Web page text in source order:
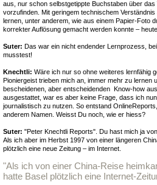
aus, nur schon selbstgetippte Buchstaben über
vorzufinden. Mit geringem technischem
lernen, unter anderem, wie aus einem Papier-Foto
korrekter Auflösung gemacht werden konnte –
Suter: Das war ein nicht endender Lernprozess,
musstest!
Knechtli: Wäre ich nur so ohne weiteres lernfähig
Pioniergeist trieben mich an, immer mehr zu lernen
bescheidenen, aber entscheidenden Know-how
ausgestattet, war es aber keine Frage, dass ich
journalistisch zu nutzen. So entstand
anderem Namen. Weisst Du noch, wie er hiess?
Suter: "Peter Knechtli Reports". Du hast mich ja
Als ich aber im Herbst 1997 von einer längeren
plötzlich eine neue Zeitung – im Internet.
"Als ich von einer China-Reise
hatte Basel plötzlich eine Internet-